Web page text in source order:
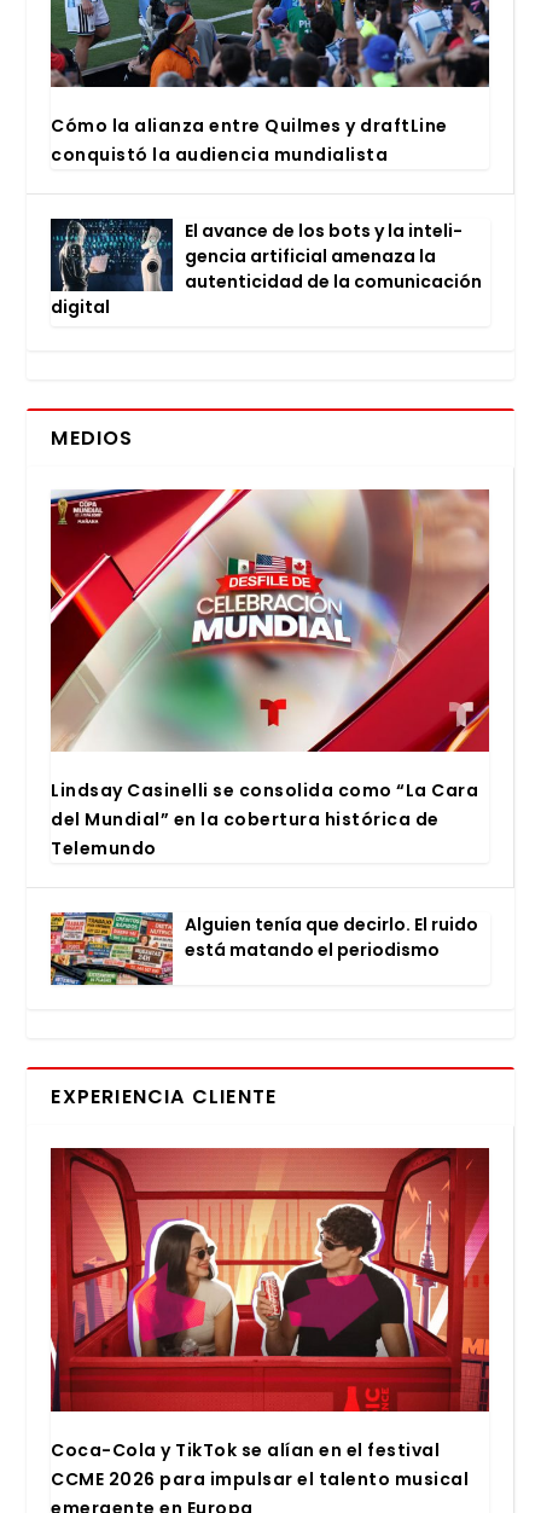
Cómo la alian­za entre Quil­mes y draftLi­ne
con­quis­tó la audien­cia mun­dia­lis­ta
El avan­ce de los bots y la inte­li­
gen­cia arti­fi­cial ame­na­za la
auten­ti­ci­dad de la comu­ni­ca­ción
digi­tal
MEDIOS
Lind­say Casi­ne­lli se con­so­li­da como “La Cara
del Mun­dial” en la cober­tu­ra his­tó­ri­ca de
Tele­mun­do
Alguien tenía que decir­lo. El rui­do
está matan­do el perio­dis­mo
EXPERIENCIA CLIENTE
Coca-Cola y Tik­Tok se alían en el fes­ti­val
CCME 2026 para impul­sar el talen­to musi­cal
emer­gen­te en Euro­pa